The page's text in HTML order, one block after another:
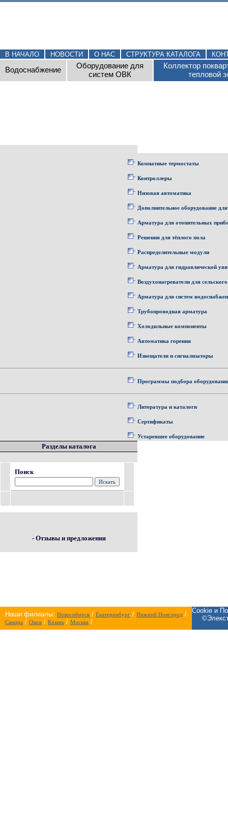
В НАЧАЛО НОВОСТИ О НАС СТРУКТУРА КАТАЛОГА
Водоснабжение
Оборудование для
систем ОВК
Коллектор
тепловой
Комнатные термостаты
Контроллеры
Низовая автоматика
Дополнительное оборудование
Арматура для отопительных
Решения для тёплого пола
Распределительные модули
Арматура для гидравлической
Воздухонагреватели для
Арматура для систем
Трубопроводная арматура
Холодильные компоненты
Автоматика горения
Извещатели и сигнализаторы
Программы подбора
Литература и каталоги
Сертификаты
Устаревшее оборудование
Разделы каталога
Поиск
- Отзывы и предложения
Наши филиалы: Новосибирск/ Екатеринбург / Нижний Новгород /
Самара / Омск/ Казань / Москва /
Cookie и